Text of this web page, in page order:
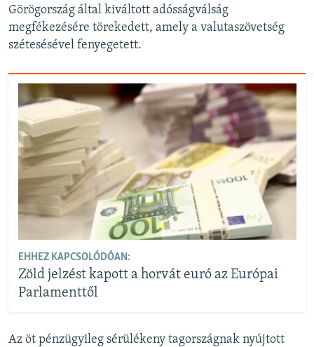
Görögország által kiváltott adósságválság
megfékezésére törekedett, amely a valutaszövetség
szétesésével fenyegetett.
EHHEZ KAPCSOLÓDÓAN:
Zöld jelzést kapott a horvát euró az Európai
Parlamenttől
Az öt pénzügyileg sérülékeny tagországnak nyújtott